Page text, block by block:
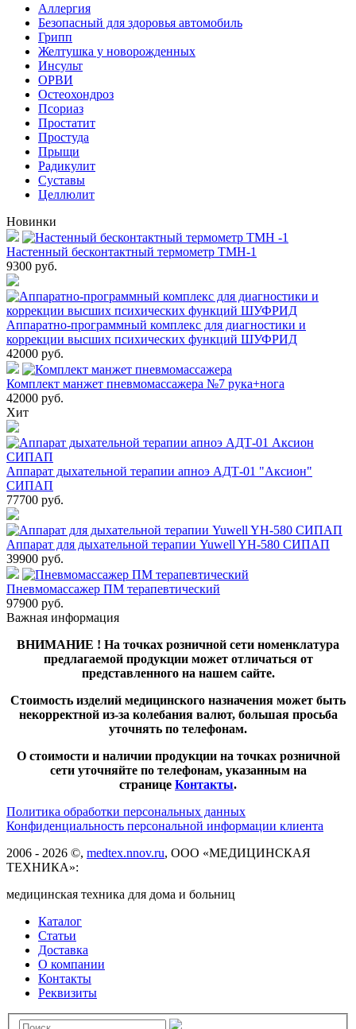
Аллергия
Безопасный для здоровья автомобиль
Грипп
Желтушка у новорожденных
Инсульт
ОРВИ
Остеохондроз
Пcориаз
Простатит
Простуда
Прыщи
Радикулит
Суставы
Целлюлит
Новинки
Настенный бесконтактный термометр ТМН-1
9300 руб.
Аппаратно-программный комплекс для диагностики и
коррекции высших психических функций ШУФРИД
42000 руб.
Комплект манжет пневмомассажера №7 рука+нога
42000 руб.
Хит
Аппарат дыхательной терапии апноэ АДТ-01 "Аксион"
СИПАП
77700 руб.
Аппарат для дыхательной терапии Yuwell YH-580 СИПАП
39900 руб.
Пневмомассажер ПМ терапевтический
97900 руб.
Важная информация
ВНИМАНИЕ ! На точках розничной сети номенклатура
предлагаемой продукции может отличаться от
представленного на нашем сайте.
Стоимость изделий медицинского назначения может быть
некорректной из-за колебания валют, большая просьба
уточнять по телефонам.
О стоимости и наличии продукции на точках розничной
сети уточняйте по телефонам, указанным на
странице Контакты.
Политика обработки персональных данных
Конфиденциальность персональной информации клиента
2006 - 2026 ©, medtex.nnov.ru, ООО «МЕДИЦИНСКАЯ
ТЕХНИКА»:
медицинская техника для дома и больниц
Каталог
Статьи
Доставка
О компании
Контакты
Реквизиты